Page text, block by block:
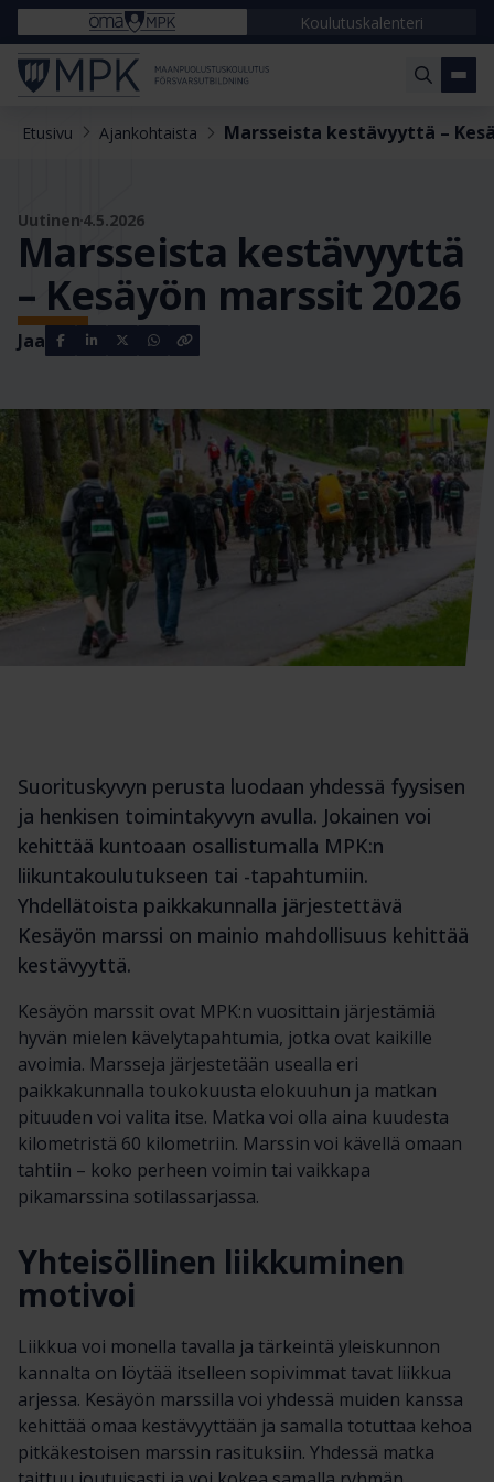
Koulutuskalenteri
Etusivu Ajankohtaista Marsseista kestävyyttä –
Uutinen 4.5.2026
Marsseista kestävyyttä
– Kesäyön marssit 2026
Jaa
Suorituskyvyn perusta luodaan yhdessä fyysisen
ja henkisen toimintakyvyn avulla. Jokainen voi
kehittää kuntoaan osallistumalla MPK:n
liikuntakoulutukseen tai -tapahtumiin.
Yhdellätoista paikkakunnalla järjestettävä
Kesäyön marssi on mainio mahdollisuus kehittää
kestävyyttä.
Kesäyön marssit ovat MPK:n vuosittain järjestämiä
hyvän mielen kävelytapahtumia, jotka ovat kaikille
avoimia. Marsseja järjestetään usealla eri
paikkakunnalla toukokuusta elokuuhun ja matkan
pituuden voi valita itse. Matka voi olla aina kuudesta
kilometristä 60 kilometriin. Marssin voi kävellä omaan
tahtiin – koko perheen voimin tai vaikkapa
pikamarssina sotilassarjassa.
Yhteisöllinen liikkuminen
motivoi
Liikkua voi monella tavalla ja tärkeintä yleiskunnon
kannalta on löytää itselleen sopivimmat tavat liikkua
arjessa. Kesäyön marssilla voi yhdessä muiden kanssa
kehittää omaa kestävyyttään ja samalla totuttaa kehoa
pitkäkestoisen marssin rasituksiin. Yhdessä matka